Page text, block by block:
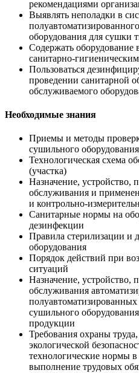
рекомендациями
Выявлять неполадки в
оборудования для сушки
Содержать оборудование
санитарно-
Пользоваться
проведении санитарной
обслуживаемого
Необходимые знания
Приемы и методы
сушильного оборудования
Технологическая схема
(участка)
Назначение, устройство,
обслуживания и
и контрольно-
Санитарные нормы на
дезинфекции
Правила стерилизации и
оборудования
Порядок действий при
ситуаций
Назначение, устройство,
обслуживания
сушильного
продукции
Требования охраны
экологической
технологические нормы
выполнение трудовых